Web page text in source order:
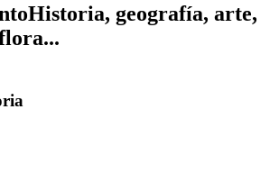
Historia, geografía, arte,